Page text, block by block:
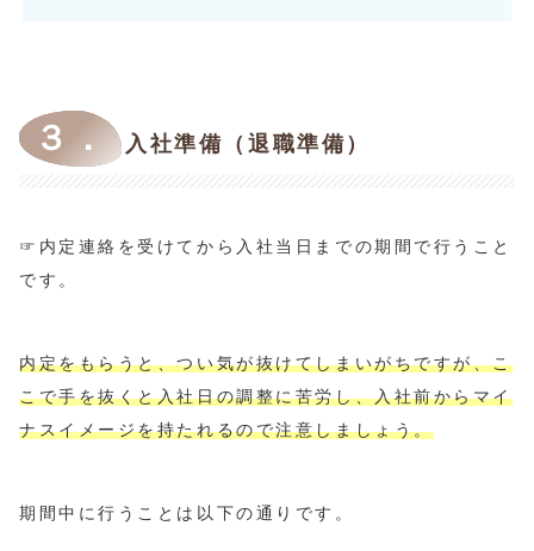
３． 入社準備（退職準備）
☞内定連絡を受けてから入社当日までの期間で行うこと
です。
内定をもらうと、つい気が抜けてしまいがちですが、こ
こで手を抜くと入社日の調整に苦労し、入社前からマイ
ナスイメージを持たれるので注意しましょう。
期間中に行うことは以下の通りです。